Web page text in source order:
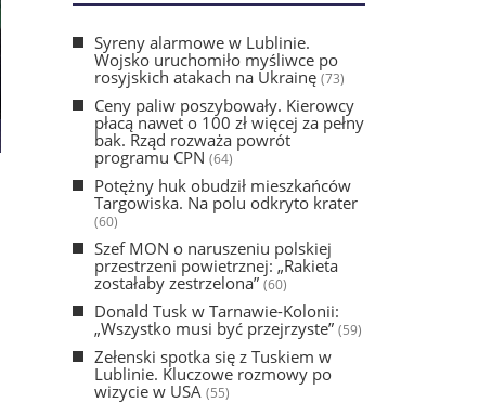
Syreny alarmowe w Lublinie.
Wojsko uruchomiło myśliwce po
rosyjskich atakach na Ukrainę(73)
Ceny paliw poszybowały. Kierowcy
płacą nawet o 100 zł więcej za pełny
bak. Rząd rozważa powrót
programu CPN (64)
Potężny huk obudził mieszkańców
Targowiska. Na polu odkryto krater
(60)
Szef MON o naruszeniu polskiej
przestrzeni powietrznej: „Rakieta
zostałaby zestrzelona” (60)
Donald Tusk w Tarnawie-Kolonii:
„Wszystko musi być przejrzyste” (59)
Zełenski spotka się z Tuskiem w
Lublinie. Kluczowe rozmowy po
wizycie w USA (55)